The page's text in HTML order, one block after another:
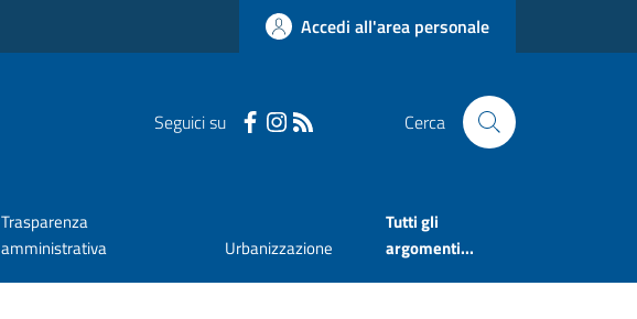
Accedi all'area personale
Seguici su Cerca
Trasparenza
amministrativa
Urbanizzazione
Tutti gli
argomenti...